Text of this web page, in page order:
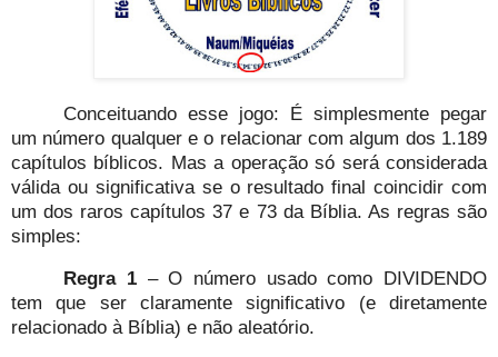
Conceituando esse jogo: É simplesmente pegar
um número qualquer e o relacionar com algum dos 1.189
capítulos bíblicos. Mas a operação só será considerada
válida ou significativa se o resultado final coincidir com
um dos raros capítulos 37 e 73 da Bíblia. As regras são
simples:
Regra 1– O número usado como DIVIDENDO
tem que ser claramente significativo (e diretamente
relacionado à Bíblia) e não aleatório.